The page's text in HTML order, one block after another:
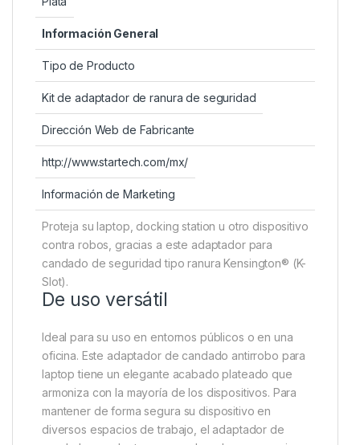
Información General
Tipo de Producto
Kit de adaptador de ranura de seguridad
Dirección Web de Fabricante
http://www.startech.com/mx/
Información de Marketing
Proteja su laptop, docking station u otro dispositivo
contra robos, gracias a este adaptador para
candado de seguridad tipo ranura Kensington® (K-
Slot).
De uso versátil
Ideal para su uso en entornos públicos o en una
oficina. Este adaptador de candado antirrobo para
laptop tiene un elegante acabado plateado que
armoniza con la mayoría de los dispositivos. Para
mantener de forma segura su dispositivo en
diversos espacios de trabajo, el adaptador de